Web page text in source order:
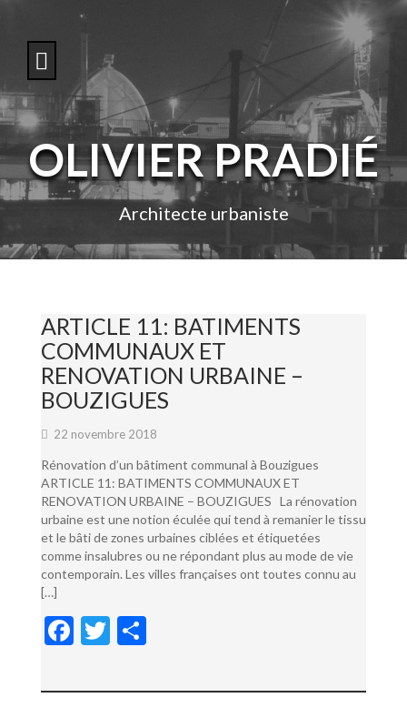
o
c
n
e
OLIVIER PRADIÉ
Architecte urbaniste
ARTICLE 11: BATIMENTS
COMMUNAUX ET
RENOVATION URBAINE –
BOUZIGUES
22 novembre 2018
Rénovation d’un bâtiment communal à Bouzigues
ARTICLE 11: BATIMENTS COMMUNAUX ET
RENOVATION URBAINE – BOUZIGUES La rénovation
urbaine est une notion éculée qui tend à remanier le tissu
et le bâti de zones urbaines ciblées et étiquetées
comme insalubres ou ne répondant plus au mode de vie
contemporain. Les villes françaises ont toutes connu au
[…]
F
e
T
itt ta